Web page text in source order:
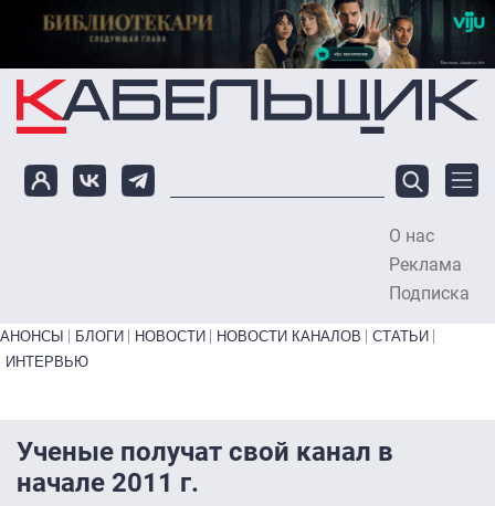
Перейти к основному содержанию
О нас
Реклама
Подписка
Primary links bottom
АНОНСЫ БЛОГИ НОВОСТИ НОВОСТИ КАНАЛОВ
СТАТЬИ
ИНТЕРВЬЮ
Ученые получат свой канал в
начале 2011 г.